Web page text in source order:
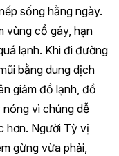
sống hằng ngày.
vùng cổ gáy, hạn
lạnh. Khi đi đường
bằng dung dịch
giảm đồ lạnh, đồ
vì chúng dễ
hơn. Người Tỳ vị
gừng vừa phải,